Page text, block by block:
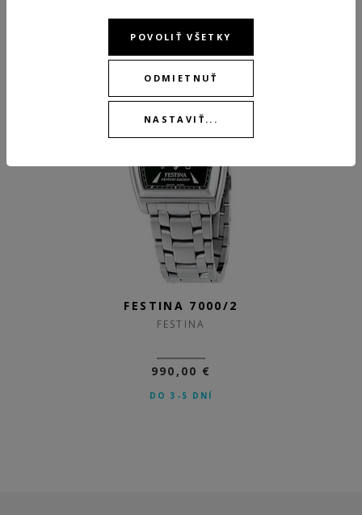
FESTINA 7000/2
FESTINA
990,00 €
DO 3-5 DNÍ
POVOLIŤ VŠETKY
ODMIETNUŤ
NASTAVIŤ...